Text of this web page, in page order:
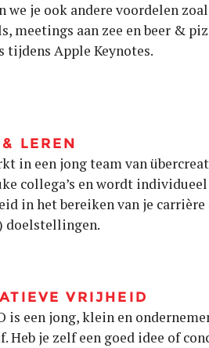
we je ook andere voordelen
meetings aan zee en beer &
tijdens Apple Keynotes.
LEREN
in een jong team van
collega’s en wordt individueel
in het bereiken van je carrière
doelstellingen.
VRIJHEID
is een jong, klein en
Heb je zelf een goed idee of